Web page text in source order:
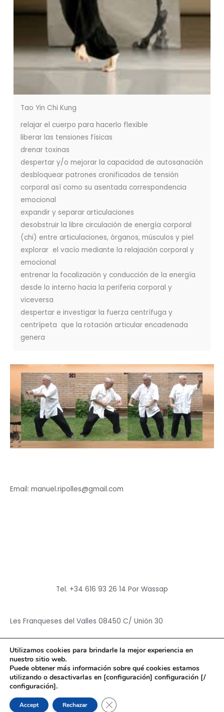
Tao Yin Chi Kung
relajar el cuerpo para hacerlo flexible
liberar las tensiones físicas
drenar toxinas
despertar y/o mejorar la capacidad de autosanación
desbloquear patrones cronificados de tensión
corporal así como su asentada correspondencia
emocional
expandir y separar articulaciones
desobstruir la libre circulación de energía corporal
(chi) entre articulaciones, órganos, músculos y piel
explorar el vacío mediante la relajación corporal y
emocional
entrenar la focalización y conducción de la energía
desde lo interno hacia la periferia corporal y
viceversa
despertar e investigar la fuerza centrífuga y
centrípeta que la rotación articular encadenada
genera
Email: manuel.ripolles@gmail.com
Tel. +34 616 93 26 14 Por Wassap
Les Franqueses del Valles 08450 C/ Unión 30
Copyright © 2026Hun Yuan Chen
Powered byHun Yuan Chen
Utilizamos cookies para brindarle la mejor experiencia en
nuestro sitio web.
Puede obtener más información sobre qué cookies estamos
utilizando o desactivarlas en [configuración] configuración [/
configuración].
Accept Rechazar CERRAR EL BANNER DE